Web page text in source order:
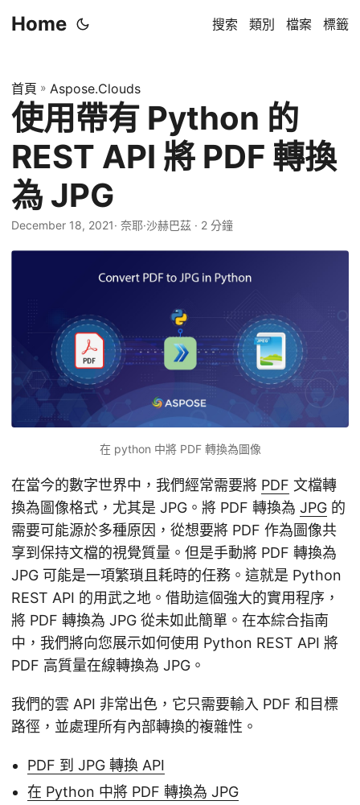
Home 搜索 類別 檔案 標籤
首頁 » Aspose.Clouds
使用帶有 Python 的
REST API 將 PDF 轉換
為 JPG
December 18, 2021· 奈耶·沙赫巴茲 · 2 分鐘
在 python 中將 PDF 轉換為圖像
在當今的數字世界中，我們經常需要將 PDF 文檔轉
換為圖像格式，尤其是 JPG。將 PDF 轉換為 JPG 的
需要可能源於多種原因，從想要將 PDF 作為圖像共
享到保持文檔的視覺質量。但是手動將 PDF 轉換為
JPG 可能是一項繁瑣且耗時的任務。這就是 Python
REST API 的用武之地。借助這個強大的實用程序，
將 PDF 轉換為 JPG 從未如此簡單。在本綜合指南
中，我們將向您展示如何使用 Python REST API 將
PDF 高質量在線轉換為 JPG。
我們的雲 API 非常出色，它只需要輸入 PDF 和目標
路徑，並處理所有內部轉換的複雜性。
PDF 到 JPG 轉換 API
在 Python 中將 PDF 轉換為 JPG